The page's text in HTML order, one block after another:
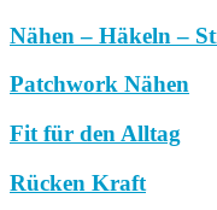
Nähen – Häkeln –
Patchwork Nähen
Fit für den Alltag
Rücken Kraft